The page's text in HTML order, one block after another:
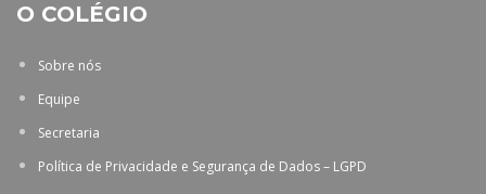
O COLÉGIO
Sobre nós
Equipe
Secretaria
Política de Privacidade e Segurança de Dados – LGPD